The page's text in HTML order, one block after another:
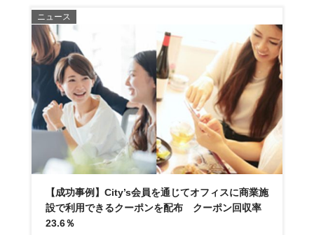
ニュース
【成功事例】City’s会員を通じてオフィスに商業施
設で利用できるクーポンを配布 クーポン回収率
23.6％